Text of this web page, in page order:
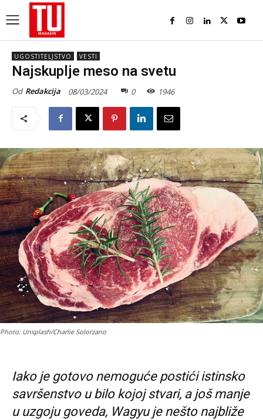
UGOSTITELJSTVO VESTI
Najskuplje meso na svetu
Od Redakcija 08/03/2024 0 1946
Photo: Unsplash/Charlie Solorzano
Iako je gotovo nemoguće postići istinsko
savršenstvo u bilo kojoj stvari, a još manje
u uzgoju goveda, Wagyu je nešto najbliže